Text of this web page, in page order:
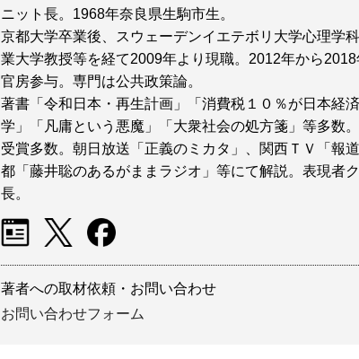
ニット長。1968年奈良県生駒市生。
京都大学卒業後、スウェーデンイエテボリ大学心理学
業大学教授等を経て2009年より現職。2012年から
官房参与。専門は公共政策論。
著書「令和日本・再生計画」「消費税１０％が日本経
学」「凡庸という悪魔」「大衆社会の処方箋」等多数
受賞多数。朝日放送「正義のミカタ」、関西ＴＶ「報
都「藤井聡のあるがままラジオ」等にて解説。表現者
長。
著者への取材依頼・お問い合わせ
お問い合わせフォーム